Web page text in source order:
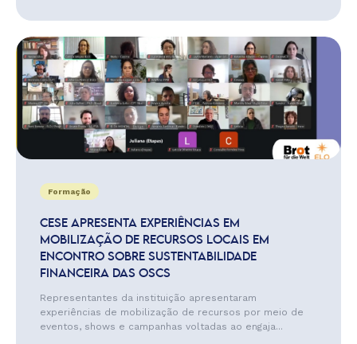
Formação
CESE APRESENTA EXPERIÊNCIAS EM
MOBILIZAÇÃO DE RECURSOS LOCAIS EM
ENCONTRO SOBRE SUSTENTABILIDADE
FINANCEIRA DAS OSCS
Representantes da instituição apresentaram
experiências de mobilização de recursos por meio de
eventos, shows e campanhas voltadas ao engaja...